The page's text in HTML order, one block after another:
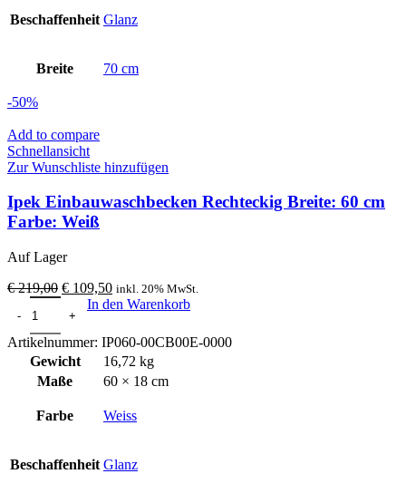
Beschaffenheit Glanz
Breite 70 cm
-50%
Add to compare
Schnellansicht
Zur Wunschliste hinzufügen
Ipek Einbauwaschbecken Rechteckig Breite: 60 cm
Farbe: Weiß
Auf Lager
€219,00 Ursprünglicher
Preis
war:
€ 219,00
€ 109,50Aktueller
Preis
€ 109,50.
inkl. 20% MwSt.
Ipek Einbauwaschbecken Rechteckig Breite: 60 cm Farbe: Weiß
In den Warenkorb
Artikelnummer: IP060-00CB00E-0000
Gewicht
16,72 kg
Maße
60 × 18 cm
Farbe Weiss
Beschaffenheit Glanz